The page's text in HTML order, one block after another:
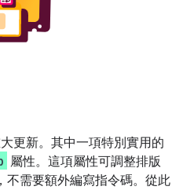
更新。其中一項特別實用的
屬性。這項屬性可調整排版
不需要額外編寫指令碼。從此